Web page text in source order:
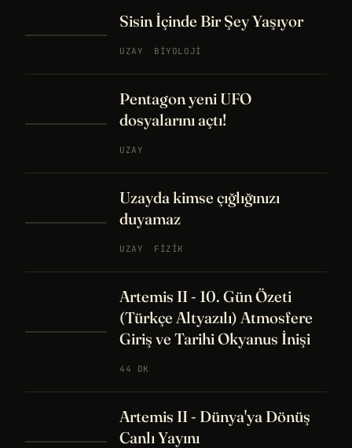
Sisin İçinde Bir Şey Yaşıyor
UZAY BIYOLOJI
Pentagon yeni UFO
dosyalarını açtı!
UZAY
Uzayda kimse çığlığınızı
duyamaz
UZAY FIZIK
Artemis II - 10. Gün Özeti
(Türkçe Altyazılı) Atmosfere
Giriş ve Tarihi Okyanus İnişi
44 DK
Artemis II - Dünya'ya Dönüş
Canlı Yayını